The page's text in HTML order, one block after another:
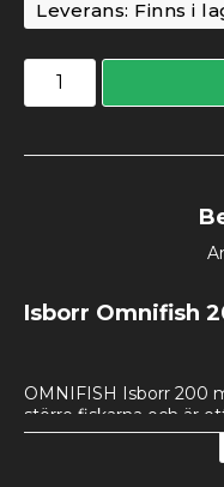
Leverans: Finns i
Isborr Omnifish
OMNIFISH Isborr 200
större fiskarna och är
kombinera kraft,
Med sina innovativa